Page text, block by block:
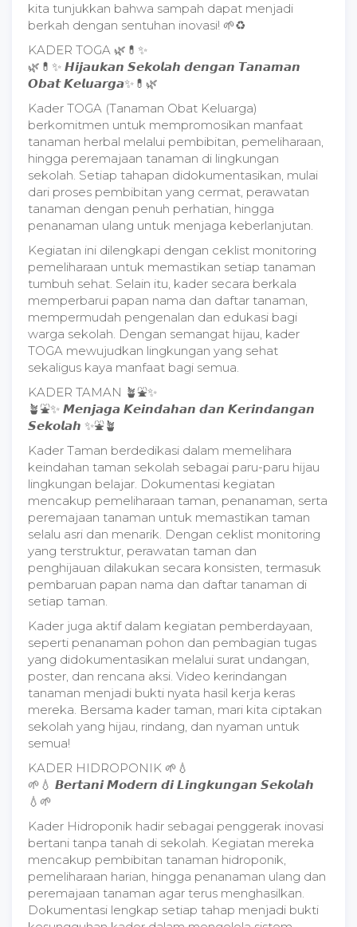
kita tunjukkan bahwa sampah dapat menjadi
berkah dengan sentuhan inovasi! 🌱♻
KADER TOGA 🌿💊✨
🌿💊✨ 𝙃𝙞𝙟𝙖𝙪𝙠𝙖𝙣 𝙎𝙚𝙠𝙤𝙡𝙖𝙝 𝙙𝙚𝙣𝙜𝙖𝙣 𝙏𝙖𝙣𝙖𝙢𝙖𝙣
𝙊𝙗𝙖𝙩 𝙆𝙚𝙡𝙪𝙖𝙧𝙜𝙖✨💊🌿
Kader TOGA (Tanaman Obat Keluarga)
berkomitmen untuk mempromosikan manfaat
tanaman herbal melalui pembibitan, pemeliharaan,
hingga peremajaan tanaman di lingkungan
sekolah. Setiap tahapan didokumentasikan, mulai
dari proses pembibitan yang cermat, perawatan
tanaman dengan penuh perhatian, hingga
penanaman ulang untuk menjaga keberlanjutan.
Kegiatan ini dilengkapi dengan ceklist monitoring
pemeliharaan untuk memastikan setiap tanaman
tumbuh sehat. Selain itu, kader secara berkala
memperbarui papan nama dan daftar tanaman,
mempermudah pengenalan dan edukasi bagi
warga sekolah. Dengan semangat hijau, kader
TOGA mewujudkan lingkungan yang sehat
sekaligus kaya manfaat bagi semua.
KADER TAMAN 🪴⛲✨
🪴⛲✨ 𝙈𝙚𝙣𝙟𝙖𝙜𝙖 𝙆𝙚𝙞𝙣𝙙𝙖𝙝𝙖𝙣 𝙙𝙖𝙣 𝙆𝙚𝙧𝙞𝙣𝙙𝙖𝙣𝙜𝙖𝙣
𝙎𝙚𝙠𝙤𝙡𝙖𝙝 ✨⛲🪴
Kader Taman berdedikasi dalam memelihara
keindahan taman sekolah sebagai paru-paru hijau
lingkungan belajar. Dokumentasi kegiatan
mencakup pemeliharaan taman, penanaman, serta
peremajaan tanaman untuk memastikan taman
selalu asri dan menarik. Dengan ceklist monitoring
yang terstruktur, perawatan taman dan
penghijauan dilakukan secara konsisten, termasuk
pembaruan papan nama dan daftar tanaman di
setiap taman.
Kader juga aktif dalam kegiatan pemberdayaan,
seperti penanaman pohon dan pembagian tugas
yang didokumentasikan melalui surat undangan,
poster, dan rencana aksi. Video kerindangan
tanaman menjadi bukti nyata hasil kerja keras
mereka. Bersama kader taman, mari kita ciptakan
sekolah yang hijau, rindang, dan nyaman untuk
semua!
KADER HIDROPONIK 🌱💧
🌱💧 𝘽𝙚𝙧𝙩𝙖𝙣𝙞 𝙈𝙤𝙙𝙚𝙧𝙣 𝙙𝙞 𝙇𝙞𝙣𝙜𝙠𝙪𝙣𝙜𝙖𝙣 𝙎𝙚𝙠𝙤𝙡𝙖𝙝
💧🌱
Kader Hidroponik hadir sebagai penggerak inovasi
bertani tanpa tanah di sekolah. Kegiatan mereka
mencakup pembibitan tanaman hidroponik,
pemeliharaan harian, hingga penanaman ulang dan
peremajaan tanaman agar terus menghasilkan.
Dokumentasi lengkap setiap tahap menjadi bukti